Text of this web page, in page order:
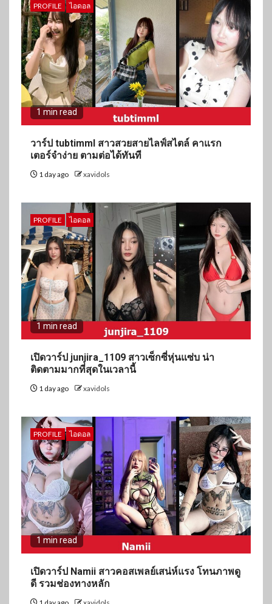
PROFILE ไอดอล
1 min read
วาร์ป tubtimml สาวสวยสายไลฟ์สไตล์ คาแรก
เตอร์จำง่าย ตามต่อได้ทันที
1 day ago xavidols
PROFILE ไอดอล
1 min read
เปิดวาร์ป junjira_1109 สาวเซ็กซี่หุ่นแซ่บ น่า
ติดตามมากที่สุดในเวลานี้
1 day ago xavidols
PROFILE ไอดอล
1 min read
เปิดวาร์ป Namii สาวคอสเพลย์เสน่ห์แรง โทนภาพดู
ดี รวมช่องทางหลัก